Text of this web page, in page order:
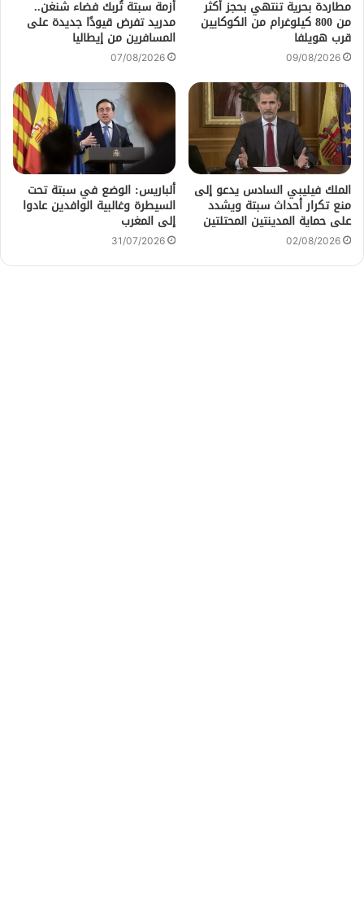
مطاردة بحرية تنتهي بحجز أكثر
من 800 كيلوغرام من الكوكايين
قرب هويلفا
09/08/2026
أزمة سبتة تُربك فضاء شنغن..
مدريد تفرض قيودًا جديدة على
المسافرين من إيطاليا
07/08/2026
الملك فيليبي السادس يدعو إلى
منع تكرار أحداث سبتة ويشدد
على حماية المدينتين المحتلتين
02/08/2026
ألباريس: الوضع في سبتة تحت
السيطرة وغالبية الوافدين عادوا
إلى المغرب
31/07/2026